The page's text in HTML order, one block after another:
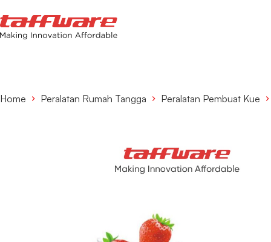
Home Peralatan Rumah Tangga Peralatan Pembuat Kue